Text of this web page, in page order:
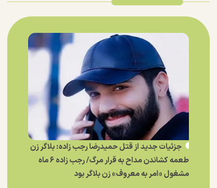
جزئیات جدید از قتل حمیدرضا رجب زاده: بلاگر زن
طعمه کشاندن مداح به قرار مرگ/ رجب زاده ۶ ماه
مشغول «امر به معروف» زن بلاگر بود